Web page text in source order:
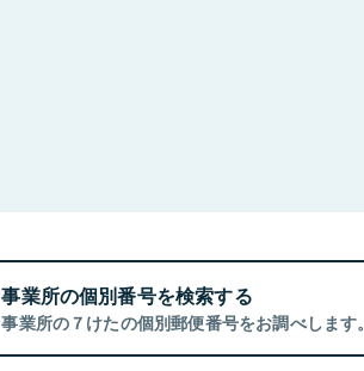
事業所の個別番号を検索する
事業所の７けたの個別郵便番号をお調べします。